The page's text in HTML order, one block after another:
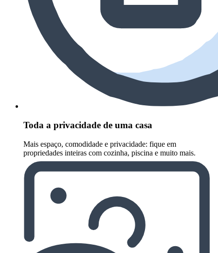
Toda a privacidade de uma casa
Mais espaço, comodidade e privacidade: fique em
propriedades inteiras com cozinha, piscina e muito mais.